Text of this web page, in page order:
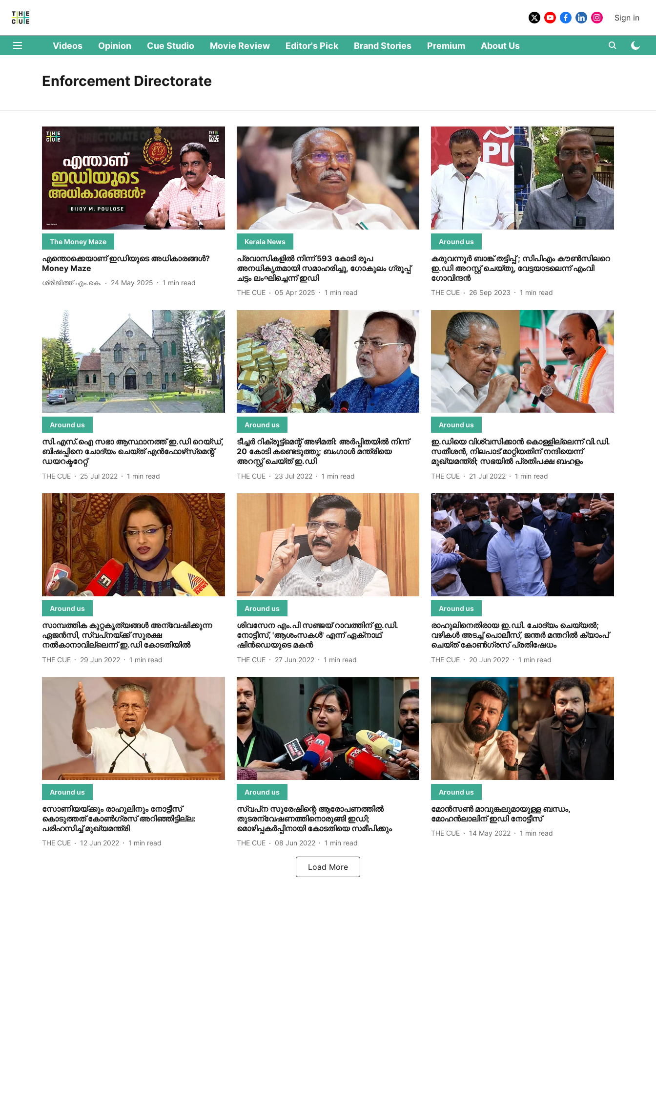
Sign in
Videos Opinion Cue Studio Movie Review Editor's Pick Brand Stories Premium About Us
Enforcement Directorate
The Money Maze
എന്തൊക്കെയാണ് ഇഡിയുടെ അധികാരങ്ങള്‍?
Money Maze
ശ്രീജിത്ത് എം.കെ. 24 May 2025 1 min read
Kerala News
പ്രവാസികളിൽ നിന്ന് 593 കോടി രൂപ
അനധികൃതമായി സമാഹരിച്ചു, ഗോകുലം ഗ്രൂപ്പ്
ചട്ടം ലംഘിച്ചെന്ന് ഇഡി
THE CUE 05 Apr 2025 1 min read
Around us
കരുവന്നൂർ ബാങ്ക് തട്ടിപ്പ് ; സിപിഎം കൗൺസിലറെ
ഇ.ഡി അറസ്റ്റ് ചെയ്തു, വേട്ടയാടലെന്ന് എംവി ​
ഗോവിന്ദൻ
THE CUE 26 Sep 2023 1 min read
Around us
സി.എസ്.ഐ സഭാ ആസ്ഥാനത്ത് ഇ.ഡി റെയ്ഡ്,
ബിഷപ്പിനെ ചോദ്യം ചെയ്ത് എന്‍ഫോഴ്‌സ്‌മെന്റ്
ഡയറക്ടറേറ്റ്
THE CUE 25 Jul 2022 1 min read
Around us
ടീച്ചര്‍ റിക്രൂട്ട്‌മെന്റ് അഴിമതി: അര്‍പ്പിതയില്‍ നിന്ന്
20 കോടി കണ്ടെടുത്തു; ബംഗാള്‍ മന്ത്രിയെ
അറസ്റ്റ് ചെയ്ത് ഇ.ഡി
THE CUE 23 Jul 2022 1 min read
Around us
ഇ.ഡിയെ വിശ്വസിക്കാന്‍ കൊള്ളില്ലെന്ന് വി.ഡി.
സതീശന്‍, നിലപാട് മാറ്റിയതിന് നന്ദിയെന്ന്
മുഖ്യമന്ത്രി; സഭയില്‍ പ്രതിപക്ഷ ബഹളം
THE CUE 21 Jul 2022 1 min read
Around us
സാമ്പത്തിക കുറ്റകൃത്യങ്ങള്‍ അന്വേഷിക്കുന്ന
ഏജന്‍സി, സ്വപ്‌നയ്ക്ക് സുരക്ഷ
നല്‍കാനാവില്ലെന്ന് ഇ.ഡി കോടതിയില്‍
THE CUE 29 Jun 2022 1 min read
Around us
ശിവസേന എം.പി സഞ്ജയ് റാവത്തിന് ഇ.ഡി.
നോട്ടീസ്, 'ആശംസകള്‍' എന്ന് ഏക്‌നാഥ്
ഷിന്‍ഡെയുടെ മകന്‍
THE CUE 27 Jun 2022 1 min read
Around us
രാഹുലിനെതിരായ ഇ.ഡി. ചോദ്യം ചെയ്യല്‍;
വഴികള്‍ അടച്ച് പൊലീസ്, ജന്തര്‍ മന്തറില്‍ ക്യാംപ്
ചെയ്ത് കോണ്‍ഗ്രസ് പ്രതിഷേധം
THE CUE 20 Jun 2022 1 min read
Around us
സോണിയയ്ക്കും രാഹുലിനും നോട്ടീസ്
കൊടുത്തത് കോണ്‍ഗ്രസ് അറിഞ്ഞിട്ടില്ല:
പരിഹസിച്ച് മുഖ്യമന്ത്രി
THE CUE 12 Jun 2022 1 min read
Around us
സ്വപ്‌ന സുരേഷിന്റെ ആരോപണത്തില്‍
തുടരന്വേഷണത്തിനൊരുങ്ങി ഇഡി;
മൊഴിപ്പകര്‍പ്പിനായി കോടതിയെ സമീപിക്കും
THE CUE 08 Jun 2022 1 min read
Around us
മോന്‍സണ്‍ മാവുങ്കലുമായുള്ള ബന്ധം,
മോഹന്‍ലാലിന് ഇഡി നോട്ടീസ്
THE CUE 14 May 2022 1 min read
Load More